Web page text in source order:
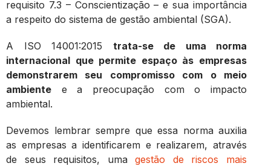
requisito 7.3 – Conscientização – e sua importância
a respeito do sistema de gestão ambiental (SGA).
A ISO 14001:2015 trata-se de uma norma
internacional que permite espaço às empresas
demonstrarem seu compromisso com o meio
ambiente e a preocupação com o impacto
ambiental.
Devemos lembrar sempre que essa norma auxilia
as empresas a identificarem e realizarem, através
de seus requisitos, umagestão de riscos mais